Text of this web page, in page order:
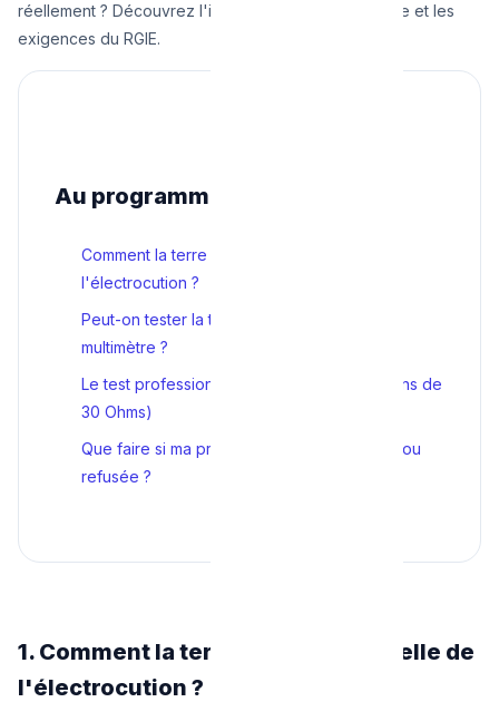
réellement ? Découvrez l'importance du test de terre et les
exigences du RGIE.
Au programme
Comment la terre vous sauve-t-elle de
l'électrocution ?
Peut-on tester la terre soi-même avec un
multimètre ?
Le test professionnel : Le Telluromètre (Moins de
30 Ohms)
Que faire si ma prise de terre est mauvaise ou
refusée ?
1. Comment la terre vous sauve-t-elle de
l'électrocution ?